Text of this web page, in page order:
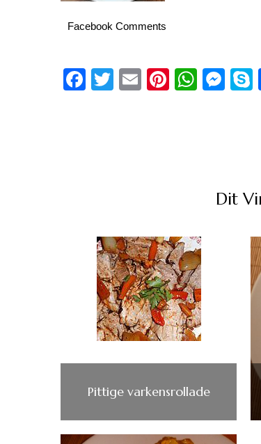
Facebook Comments
Facebook
Twitter
EmailPinterest
Dit
Pittige varkensrollade